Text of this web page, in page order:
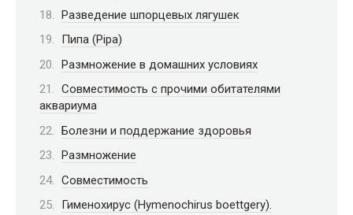
Разведение шпорцевых лягушек
Пипа (Pipa)
Размножение в домашних условиях
Совместимость с прочими обитателями
аквариума
Болезни и поддержание здоровья
Размножение
Совместимость
Гименохирус (Hymenochirus boettgery).